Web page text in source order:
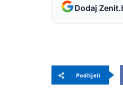
Dodaj
Podlijeli